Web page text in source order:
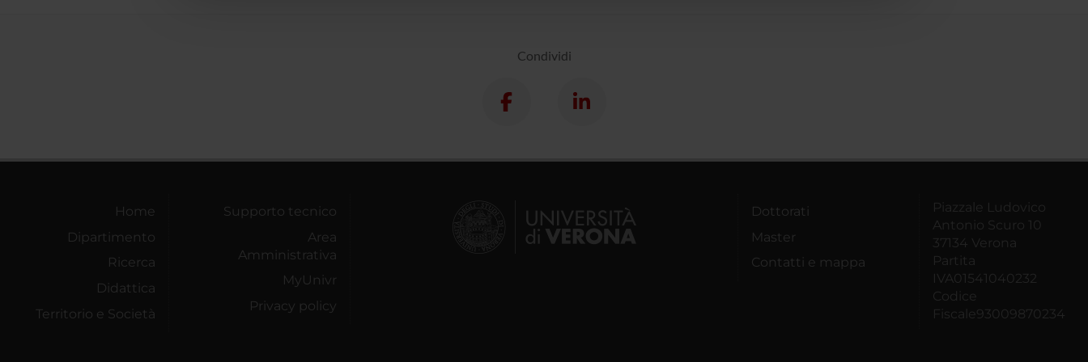
Condividi
Home
Dipartimento
Ricerca
Didattica
Territorio e Società
Supporto tecnico
Area
Amministrativa
MyUnivr
Privacy policy
Dottorati
Master
Contatti e mappa
Piazzale Ludovico
Antonio Scuro 10
37134 Verona
Partita
IVA01541040232
Codice
Fiscale93009870234